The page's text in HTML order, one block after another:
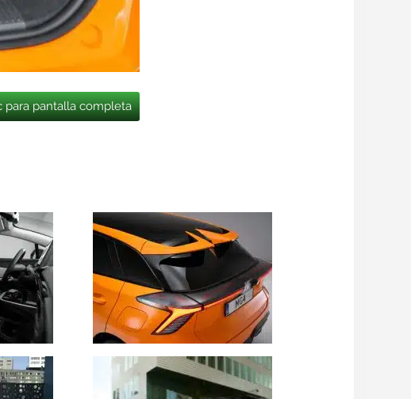
para pantalla completa